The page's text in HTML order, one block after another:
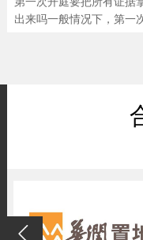
出来吗一般情况下，第一